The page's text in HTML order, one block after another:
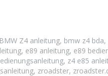
BMW Z4 anleitung, bmw z4 bda,
, e89 anleitung, e89
, z4 e85
, zroadster,